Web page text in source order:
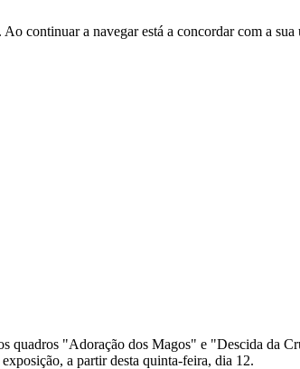
continuar a navegar está a concordar com a sua
quadros "Adoração dos Magos" e "Descida da
a partir desta quinta-feira, dia 12.